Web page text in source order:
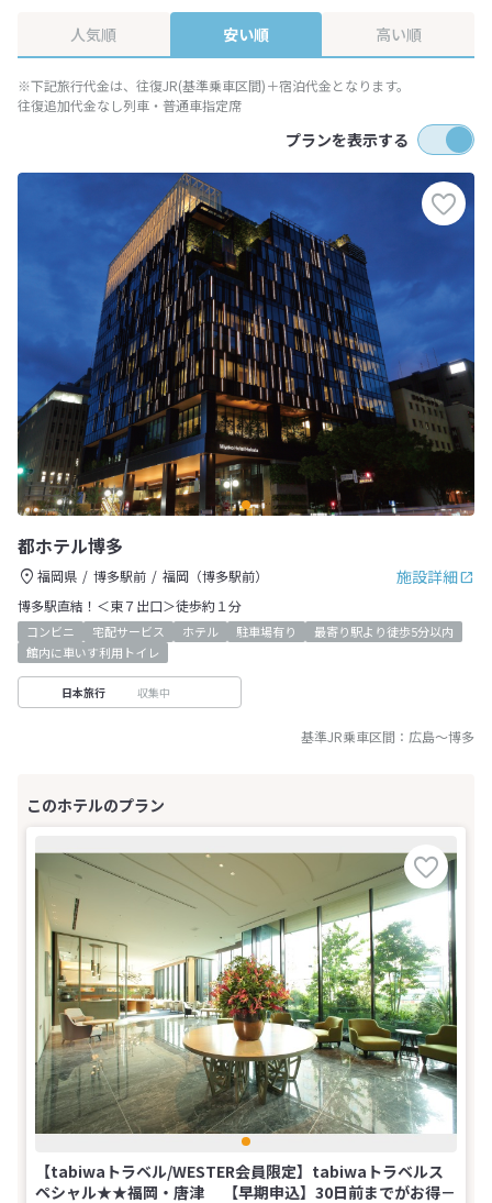
人気順 安い順 高い順
※下記旅行代金は、往復JR(基準乗車区間)＋宿泊代金となります。
往復追加代金なし列車・普通車指定席
プランを表示する
都ホテル博多
施設詳細
福岡県 博多駅前
福岡（博多駅前）
博多駅直結！＜東７出口＞徒歩約１分
コンビニ 宅配サービス ホテル 駐車場有り
最寄り駅より徒歩5分以内
館内に車いす利用トイレ
日本旅行 収集中
基準JR乗車区間： 広島～博多
【tabiwaトラベル/WESTER会員限定】tabiwaトラベルス
ペシャル★★福岡・唐津 【早期申込】30日前までがお得－